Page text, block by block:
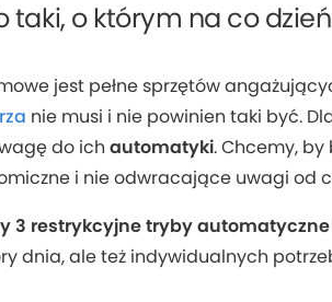
taki, o którym na co
jest pełne sprzętów
nie musi i nie powinien taki być.
do ich automatyki. Chcemy, by
i nie odwracające uwagi od
3 restrykcyjne tryby automatyczne
dnia, ale też indywidualnych